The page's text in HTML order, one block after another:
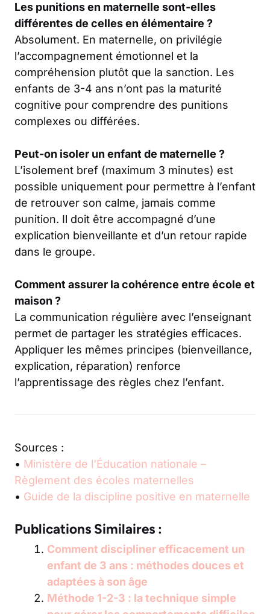
Les punitions en maternelle sont-elles
différentes de celles en élémentaire ?
Absolument. En maternelle, on privilégie
l’accompagnement émotionnel et la
compréhension plutôt que la sanction. Les
enfants de 3-4 ans n’ont pas la maturité
cognitive pour comprendre des punitions
complexes ou différées.
Peut-on isoler un enfant de maternelle ?
L’isolement bref (maximum 3 minutes) est
possible uniquement pour permettre à l’enfant
de retrouver son calme, jamais comme
punition. Il doit être accompagné d’une
explication bienveillante et d’un retour rapide
dans le groupe.
Comment assurer la cohérence entre école et
maison ?
La communication régulière avec l’enseignant
permet de partager les stratégies efficaces.
Appliquer les mêmes principes (bienveillance,
explication, réparation) renforce
l’apprentissage des règles chez l’enfant.
Sources :
• Ministère de l’Éducation nationale –
Règlement des écoles maternelles
• Guide de la discipline positive en maternelle
Publications Similaires :
Comment discipliner efficacement un
enfant de 3 ans : méthodes douces et
adaptées à son âge
Méthode 1-2-3 : la technique simple